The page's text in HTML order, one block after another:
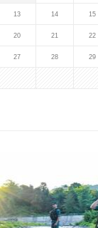
13 14 15
20 21 22
27 28 29